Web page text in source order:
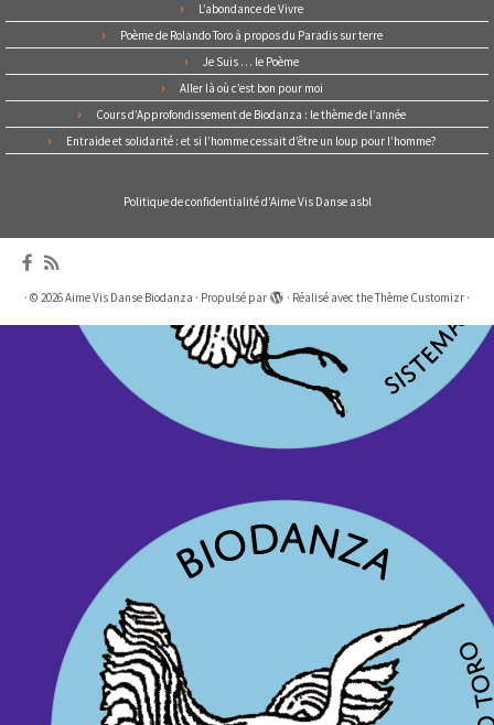
L’abondance de Vivre
Poème de Rolando Toro à propos du Paradis sur terre
Je Suis … le Poème
Aller là où c’est bon pour moi
Cours d’Approfondissement de Biodanza : le thème de l’année
Entraide et solidarité : et si l’homme cessait d’être un loup pour l’homme?
Politique de confidentialité d’Aime Vis Danse asbl
· © 2026Aime Vis Danse Biodanza · Propulsé par · Réalisé avec theThème Customizr ·